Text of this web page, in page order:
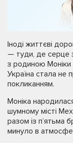
Іноді життєві
— туди, де серце
з родиною Моніки
Україна стала не
покликанням.
Моніка
шумному місті
разом із п’ятьма
минуло в